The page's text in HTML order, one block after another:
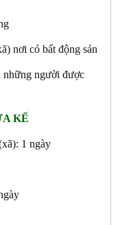
nơi có bất động sản
những người được
KẾ
1 ngày